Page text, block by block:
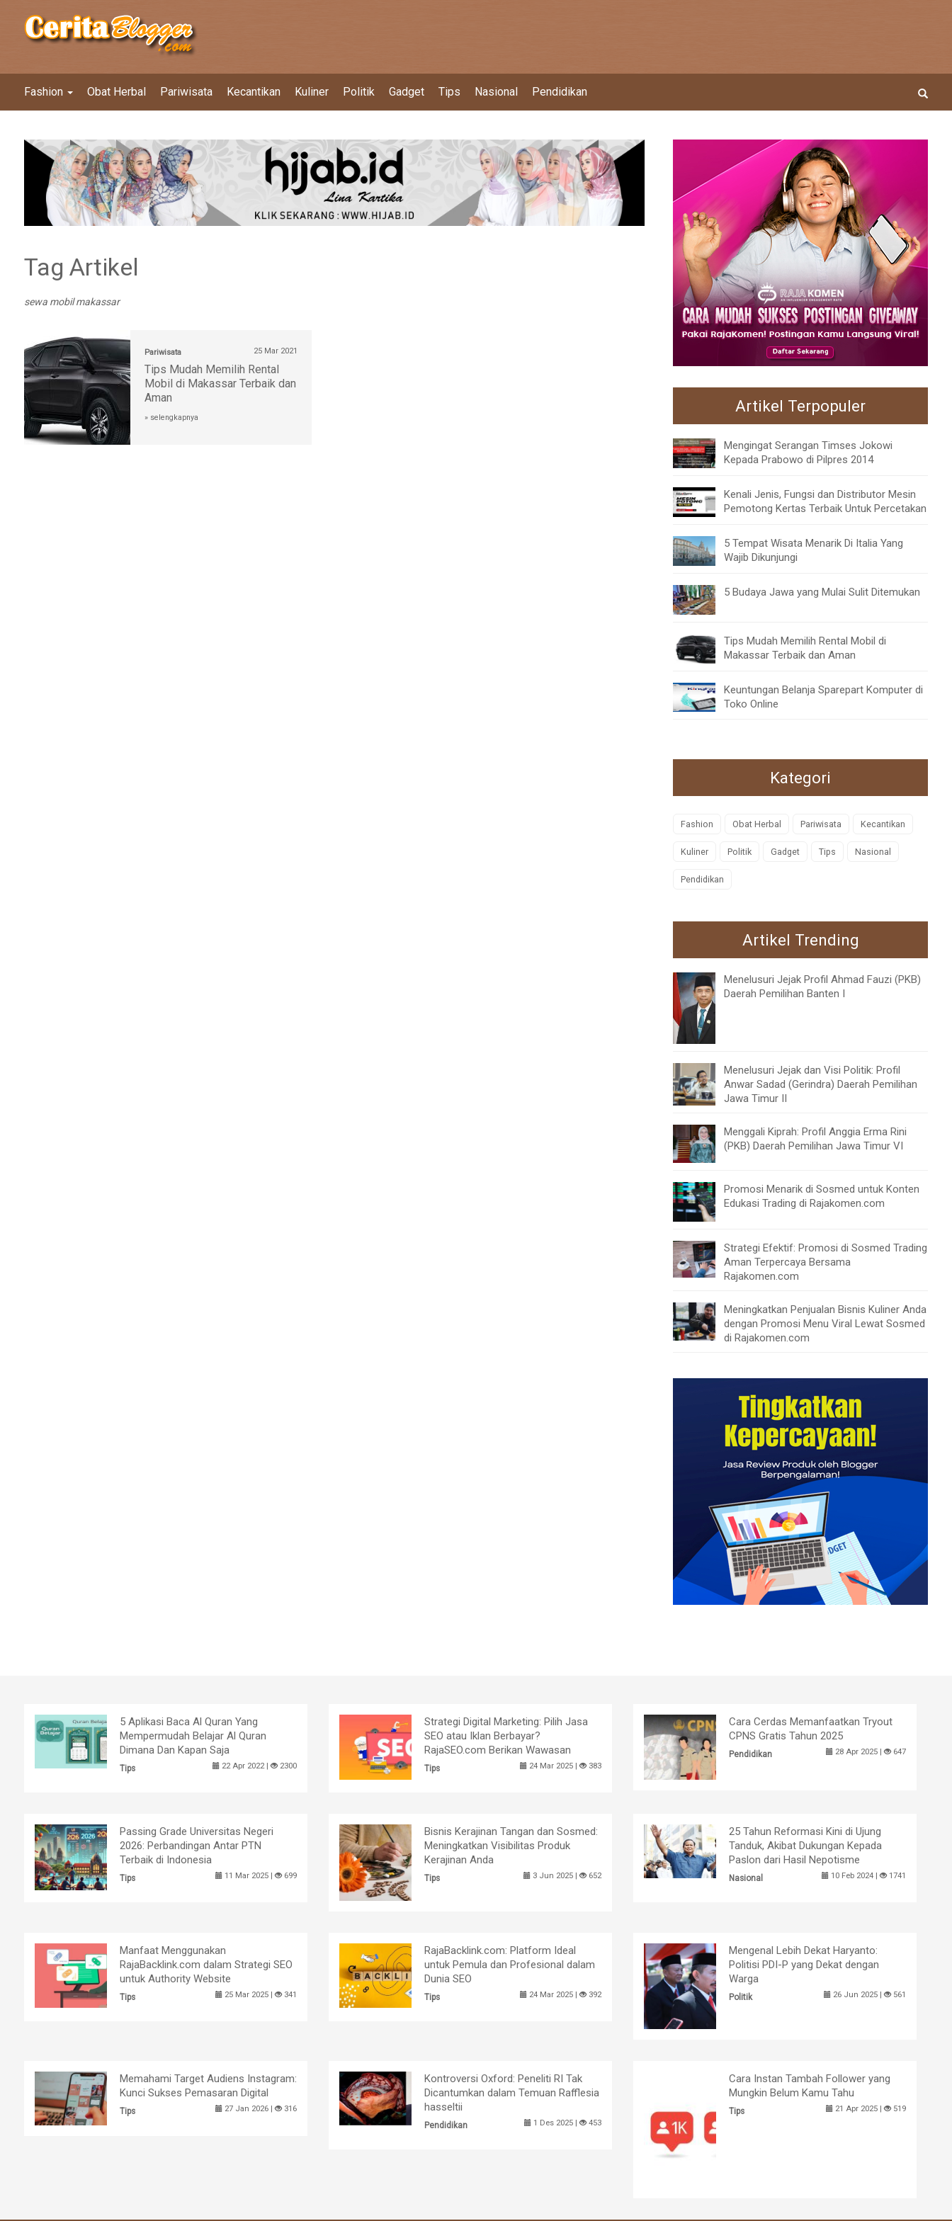
Fashion Obat Herbal Pariwisata Kecantikan Kuliner Politik Gadget Tips Nasional Pendidikan
Tag Artikel
sewa mobil makassar
Pariwisata 25 Mar 2021
Tips Mudah Memilih Rental
Mobil di Makassar Terbaik dan
Aman
» selengkapnya
Artikel Terpopuler
Mengingat Serangan Timses Jokowi
Kepada Prabowo di Pilpres 2014
Kenali Jenis, Fungsi dan Distributor Mesin
Pemotong Kertas Terbaik Untuk Percetakan
5 Tempat Wisata Menarik Di Italia Yang
Wajib Dikunjungi
5 Budaya Jawa yang Mulai Sulit Ditemukan
Tips Mudah Memilih Rental Mobil di
Makassar Terbaik dan Aman
Keuntungan Belanja Sparepart Komputer di
Toko Online
Kategori
Fashion Obat Herbal Pariwisata Kecantikan
Kuliner Politik Gadget Tips Nasional
Pendidikan
Artikel Trending
Menelusuri Jejak Profil Ahmad Fauzi (PKB)
Daerah Pemilihan Banten I
Menelusuri Jejak dan Visi Politik: Profil
Anwar Sadad (Gerindra) Daerah Pemilihan
Jawa Timur II
Menggali Kiprah: Profil Anggia Erma Rini
(PKB) Daerah Pemilihan Jawa Timur VI
Promosi Menarik di Sosmed untuk Konten
Edukasi Trading di Rajakomen.com
Strategi Efektif: Promosi di Sosmed Trading
Aman Terpercaya Bersama
Rajakomen.com
Meningkatkan Penjualan Bisnis Kuliner Anda
dengan Promosi Menu Viral Lewat Sosmed
di Rajakomen.com
5 Aplikasi Baca Al Quran Yang
Mempermudah Belajar Al Quran
Dimana Dan Kapan Saja
Tips 22 Apr 2022 | 2300
Strategi Digital Marketing: Pilih Jasa
SEO atau Iklan Berbayar?
RajaSEO.com Berikan Wawasan
Tips 24 Mar 2025 | 383
Cara Cerdas Memanfaatkan Tryout
CPNS Gratis Tahun 2025
Pendidikan 28 Apr 2025 | 647
Passing Grade Universitas Negeri
2026: Perbandingan Antar PTN
Terbaik di Indonesia
Tips 11 Mar 2025 | 699
Bisnis Kerajinan Tangan dan Sosmed:
Meningkatkan Visibilitas Produk
Kerajinan Anda
Tips 3 Jun 2025 | 652
25 Tahun Reformasi Kini di Ujung
Tanduk, Akibat Dukungan Kepada
Paslon dari Hasil Nepotisme
Nasional 10 Feb 2024 | 1741
Manfaat Menggunakan
RajaBacklink.com dalam Strategi SEO
untuk Authority Website
Tips 25 Mar 2025 | 341
RajaBacklink.com: Platform Ideal
untuk Pemula dan Profesional dalam
Dunia SEO
Tips 24 Mar 2025 | 392
Mengenal Lebih Dekat Haryanto:
Politisi PDI-P yang Dekat dengan
Warga
Politik 26 Jun 2025 | 561
Memahami Target Audiens Instagram:
Kunci Sukses Pemasaran Digital
Tips 27 Jan 2026 | 316
Kontroversi Oxford: Peneliti RI Tak
Dicantumkan dalam Temuan Rafflesia
hasseltii
Pendidikan 1 Des 2025 | 453
Cara Instan Tambah Follower yang
Mungkin Belum Kamu Tahu
Tips 21 Apr 2025 | 519